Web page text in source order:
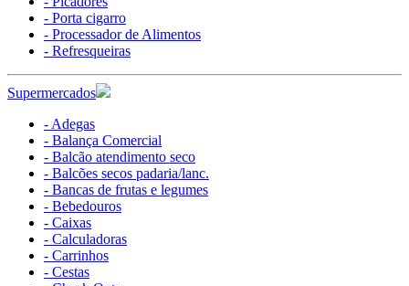
- Porta cigarro
- Processador de Alimentos
- Refresqueiras
Supermercados
- Adegas
- Balança Comercial
- Balcão atendimento seco
- Balcões secos padaria/lanc.
- Bancas de frutas e legumes
- Bebedouros
- Caixas
- Calculadoras
- Carrinhos
- Cestas